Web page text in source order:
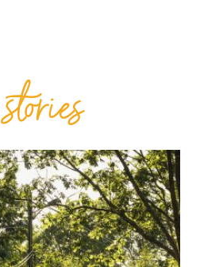
stories